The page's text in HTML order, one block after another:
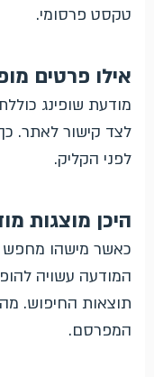
טקסט פרסומי.
אילו פרטים
מודעת שופינג
לצד קישור לאתר.
לפני הקליק.
היכן מוצגות
כאשר מישהו מחפש
המודעה עשויה
תוצאות החיפוש.
המפרסם.